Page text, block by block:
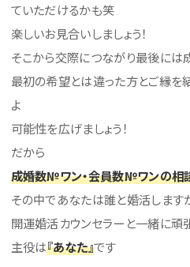
ていただけるかも笑
楽しいお見合いしましょう！
そこから交際につながり最後には
最初の希望とは違った方とご縁を
よ
可能性を広げましょう！
だから
成婚数№ワン・会員数№ワンの相
その中であなたは誰と婚活します
開運婚活カウンセラーと一緒に頑張
主役は『あなた』です